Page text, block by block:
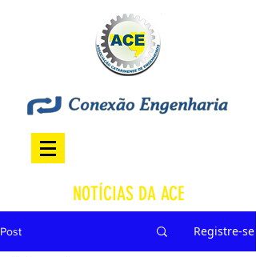
NOTÍCIAS DA ACE
Post Registre-se